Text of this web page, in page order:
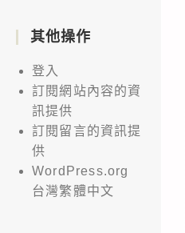
其他操作
登入
訂閱網站內容的資
訊提供
訂閱留言的資訊提
供
WordPress.org
台灣繁體中文